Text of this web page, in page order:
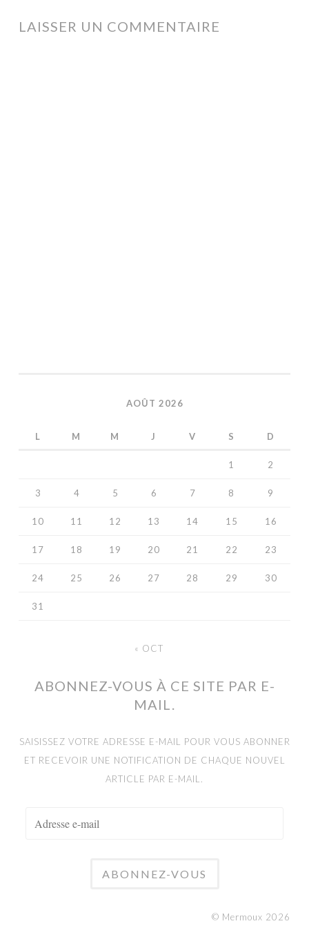
ARTICLES
LAISSER UN COMMENTAIRE
AOÛT 2026
L M M J V S D
1 2
3 4 5 6 7 8 9
10 11 12 13 14 15 16
17 18 19 20 21 22 23
24 25 26 27 28 29 30
31
« OCT
ABONNEZ-VOUS À CE SITE PAR E-
MAIL.
SAISISSEZ VOTRE ADRESSE E-MAIL POUR VOUS ABONNER
ET RECEVOIR UNE NOTIFICATION DE CHAQUE NOUVEL
ARTICLE PAR E-MAIL.
© Mermoux 2026